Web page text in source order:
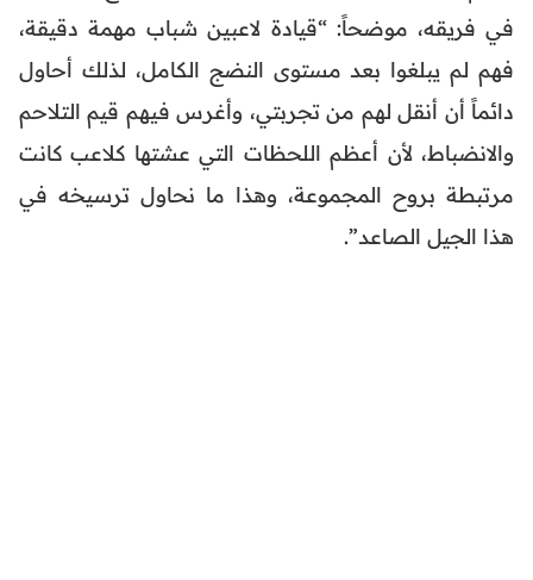
في فريقه، موضحاً: “قيادة لاعبين شباب مهمة دقيقة،
فهم لم يبلغوا بعد مستوى النضج الكامل، لذلك أحاول
دائماً أن أنقل لهم من تجربتي، وأغرس فيهم قيم التلاحم
والانضباط، لأن أعظم اللحظات التي عشتها كلاعب كانت
مرتبطة بروح المجموعة، وهذا ما نحاول ترسيخه في
هذا الجيل الصاعد”.